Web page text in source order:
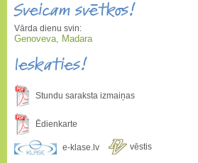
Sveicam svētkos!
Vārda dienu svin:
Genoveva, Madara
Ieskaties!
Stundu saraksta izmaiņas
Ēdienkarte
e-klase.lv vēstis